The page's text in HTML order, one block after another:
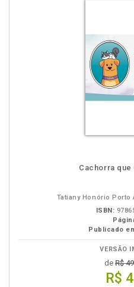
Cachorra que
Tatiany Honório
ISBN:
Publicado
VERSÃO
de R$
R$